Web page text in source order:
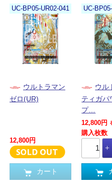
UC-BP05-UR02-041
ウルトラマン
ゼロ(UR)
12,800円
カート
UC-
ウル
ティガパ
プ…
12,800円
購入枚数